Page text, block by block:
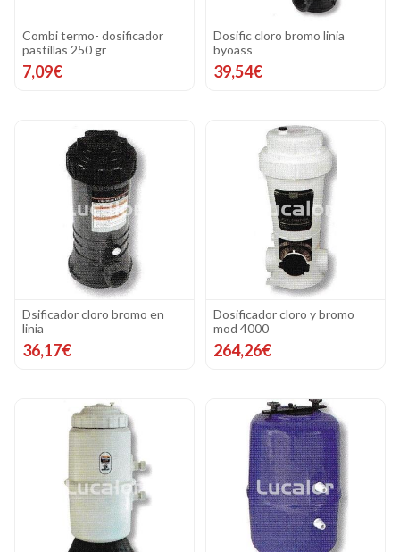
Combi termo- dosificador
pastillas 250 gr
7,09€
Dosific cloro bromo linia
byoass
39,54€
Dsificador cloro bromo en
linia
36,17€
Dosificador cloro y bromo
mod 4000
264,26€